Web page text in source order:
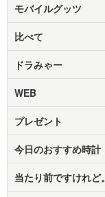
モバイルグッツ
比べて
ドラみゃー
WEB
プレゼント
今日のおすすめ時計
当たり前ですけれど。